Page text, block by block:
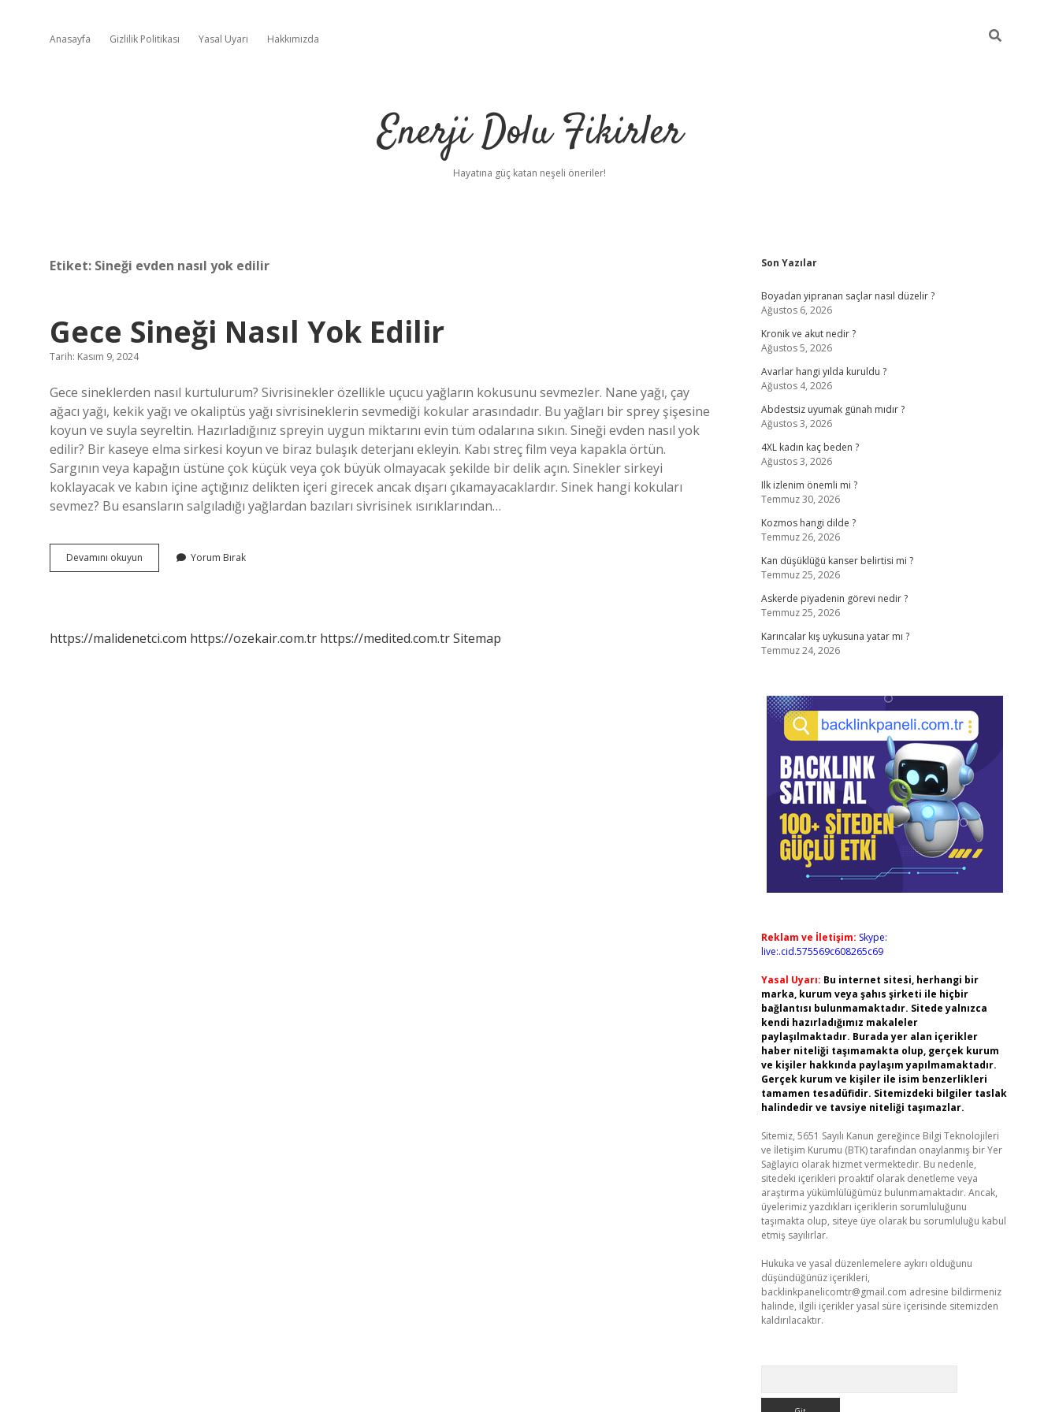
Anasayfa Gizlilik Politikası Yasal Uyarı Hakkımızda
Enerji Dolu Fikirler
Hayatına güç katan neşeli öneriler!
Etiket: Sineği evden nasıl yok edilir
Gece Sineği Nasıl Yok Edilir
Tarih: Kasım 9, 2024
Gece sineklerden nasıl kurtulurum? Sivrisinekler özellikle uçucu yağların kokusunu sevmezler. Nane yağı, çay
ağacı yağı, kekik yağı ve okaliptüs yağı sivrisineklerin sevmediği kokular arasındadır. Bu yağları bir sprey şişesine
koyun ve suyla seyreltin. Hazırladığınız spreyin uygun miktarını evin tüm odalarına sıkın. Sineği evden nasıl yok
edilir? Bir kaseye elma sirkesi koyun ve biraz bulaşık deterjanı ekleyin. Kabı streç film veya kapakla örtün.
Sargının veya kapağın üstüne çok küçük veya çok büyük olmayacak şekilde bir delik açın. Sinekler sirkeyi
koklayacak ve kabın içine açtığınız delikten içeri girecek ancak dışarı çıkamayacaklardır. Sinek hangi kokuları
sevmez? Bu esansların salgıladığı yağlardan bazıları sivrisinek ısırıklarından…
Devamını okuyun
Sineği
Yorum Bırak
https://malidenetci.com https://ozekair.com.tr https://medited.com.trSitemap
Sidebar
Son Yazılar
Boyadan yipranan saçlar nasıl düzelir ?
Ağustos 6, 2026
Kronik ve akut nedir ?
Ağustos 5, 2026
Avarlar hangi yılda kuruldu ?
Ağustos 4, 2026
Abdestsiz uyumak günah mıdır ?
Ağustos 3, 2026
4XL kadın kaç beden ?
Ağustos 3, 2026
Ilk izlenim önemli mi ?
Temmuz 30, 2026
Kozmos hangi dilde ?
Temmuz 26, 2026
Kan düşüklüğü kanser belirtisi mi ?
Temmuz 25, 2026
Askerde piyadenin görevi nedir ?
Temmuz 25, 2026
Karıncalar kış uykusuna yatar mı ?
Temmuz 24, 2026
Reklam ve İletişim: Skype:
live:.cid.575569c608265c69
Yasal Uyarı: Bu internet sitesi, herhangi bir
marka, kurum veya şahıs şirketi ile hiçbir
bağlantısı bulunmamaktadır. Sitede yalnızca
kendi hazırladığımız makaleler
paylaşılmaktadır. Burada yer alan içerikler
haber niteliği taşımamakta olup, gerçek kurum
ve kişiler hakkında paylaşım yapılmamaktadır.
Gerçek kurum ve kişiler ile isim benzerlikleri
tamamen tesadüfidir. Sitemizdeki bilgiler taslak
halindedir ve tavsiye niteliği taşımazlar.
Sitemiz, 5651 Sayılı Kanun gereğince Bilgi Teknolojileri
ve İletişim Kurumu (BTK) tarafından onaylanmış bir Yer
Sağlayıcı olarak hizmet vermektedir. Bu nedenle,
sitedeki içerikleri proaktif olarak denetleme veya
araştırma yükümlülüğümüz bulunmamaktadır. Ancak,
üyelerimiz yazdıkları içeriklerin sorumluluğunu
taşımakta olup, siteye üye olarak bu sorumluluğu kabul
etmiş sayılırlar.
Hukuka ve yasal düzenlemelere aykırı olduğunu
düşündüğünüz içerikleri,
backlinkpanelicomtr@gmail.com adresine bildirmeniz
halinde, ilgili içerikler yasal süre içerisinde sitemizden
kaldırılacaktır.